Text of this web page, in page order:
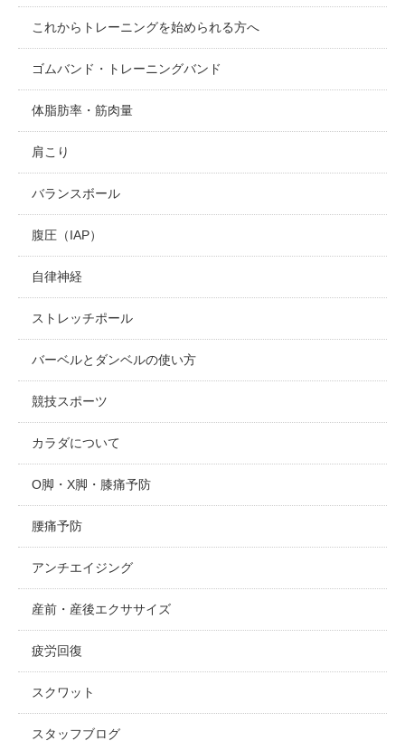
これからトレーニングを始められる方へ
ゴムバンド・トレーニングバンド
体脂肪率・筋肉量
肩こり
バランスボール
腹圧（IAP）
自律神経
ストレッチポール
バーベルとダンベルの使い方
競技スポーツ
カラダについて
O脚・X脚・膝痛予防
腰痛予防
アンチエイジング
産前・産後エクササイズ
疲労回復
スクワット
スタッフブログ